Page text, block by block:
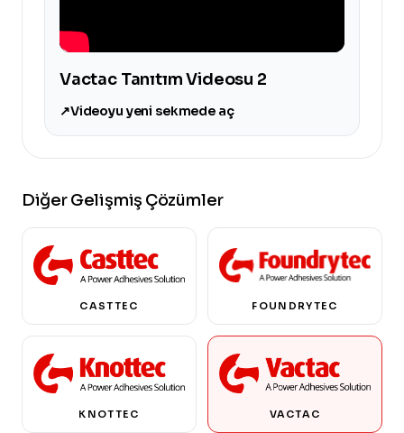
Vactac Tanıtım Videosu 2
↗Videoyu yeni sekmede aç
Diğer Gelişmiş Çözümler
CASTTEC FOUNDRYTEC
KNOTTEC VACTAC